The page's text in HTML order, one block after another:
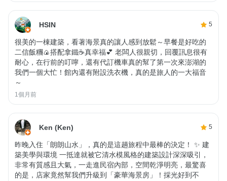
HSIN 5
很美的一棟建築，看著海景真的讓人感到放鬆～早餐是好吃的
二信飯糰🍙搭配拿鐵☕️真幸福💕 老闆人很親切，回覆訊息很有
耐心，在行前的叮嚀，還有代訂機車真的幫了第一次來澎湖的
我們一個大忙！館內還有附設洗衣機，真的是旅人的一大福音
～
1個月前
Ken (Ken) 5
昨晚入住「朗朗山水」，真的是這趟旅程中最棒的決定！ ✨ 建
築美學與環境 一抵達就被它清水模風格的建築設計深深吸引，
非常有質感且大氣，一走進民宿內部，空間乾淨明亮，最驚喜
的是，店家竟然幫我們升級到「豪華海景房」！採光好到不